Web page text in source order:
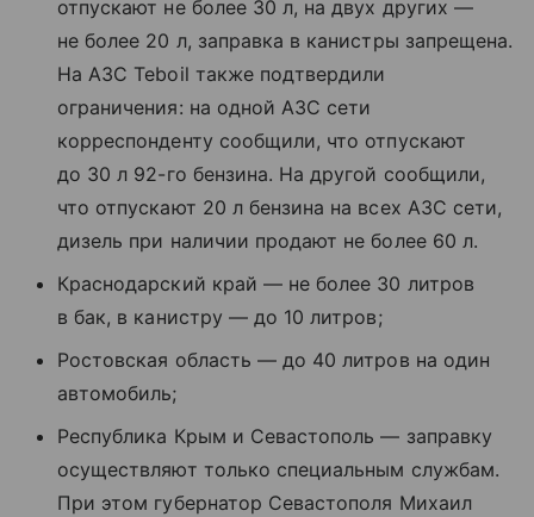
отпускают не более 30 л, на двух других —
не более 20 л, заправка в канистры запрещена.
На АЗС Teboil также подтвердили
ограничения: на одной АЗС сети
корреспонденту сообщили, что отпускают
до 30 л 92-го бензина. На другой сообщили,
что отпускают 20 л бензина на всех АЗС сети,
дизель при наличии продают не более 60 л.
Краснодарский край — не более 30 литров
в бак, в канистру — до 10 литров;
Ростовская область — до 40 литров на один
автомобиль;
Республика Крым и Севастополь — заправку
осуществляют только специальным службам.
При этом губернатор Севастополя Михаил